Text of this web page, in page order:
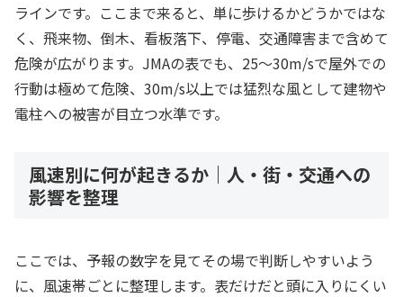
ラインです。ここまで来ると、単に歩けるかどうかではな
く、飛来物、倒木、看板落下、停電、交通障害まで含めて
危険が広がります。JMAの表でも、25〜30m/sで屋外での
行動は極めて危険、30m/s以上では猛烈な風として建物や
電柱への被害が目立つ水準です。
風速別に何が起きるか｜人・街・交通への
影響を整理
ここでは、予報の数字を見てその場で判断しやすいよう
に、風速帯ごとに整理します。表だけだと頭に入りにくい